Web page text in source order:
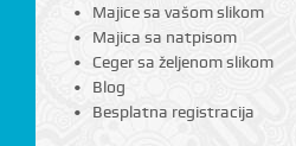
Majice sa vašom slikom
Majica sa natpisom
Ceger sa željenom slikom
Blog
Besplatna registracija